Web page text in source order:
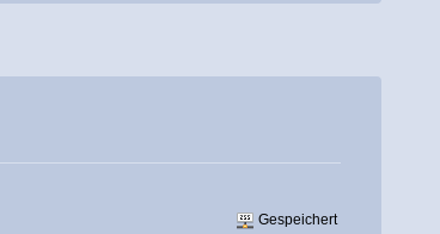
Gespeichert